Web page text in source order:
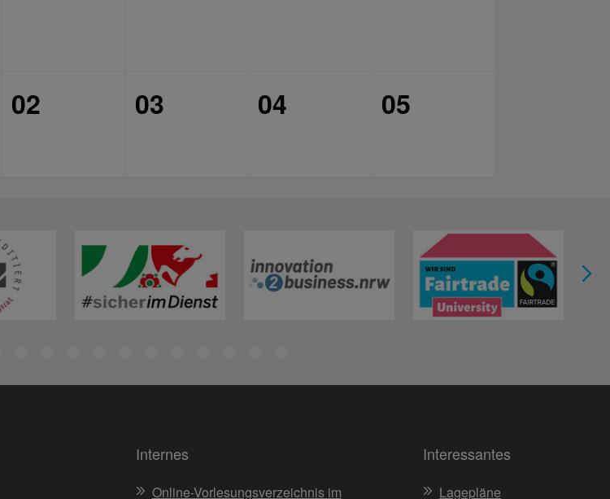
02 03 04 05
Internes
Online-Vorlesungsverzeichnis im
Interessantes
Lagepläne